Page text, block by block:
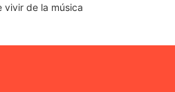
vivir de la música